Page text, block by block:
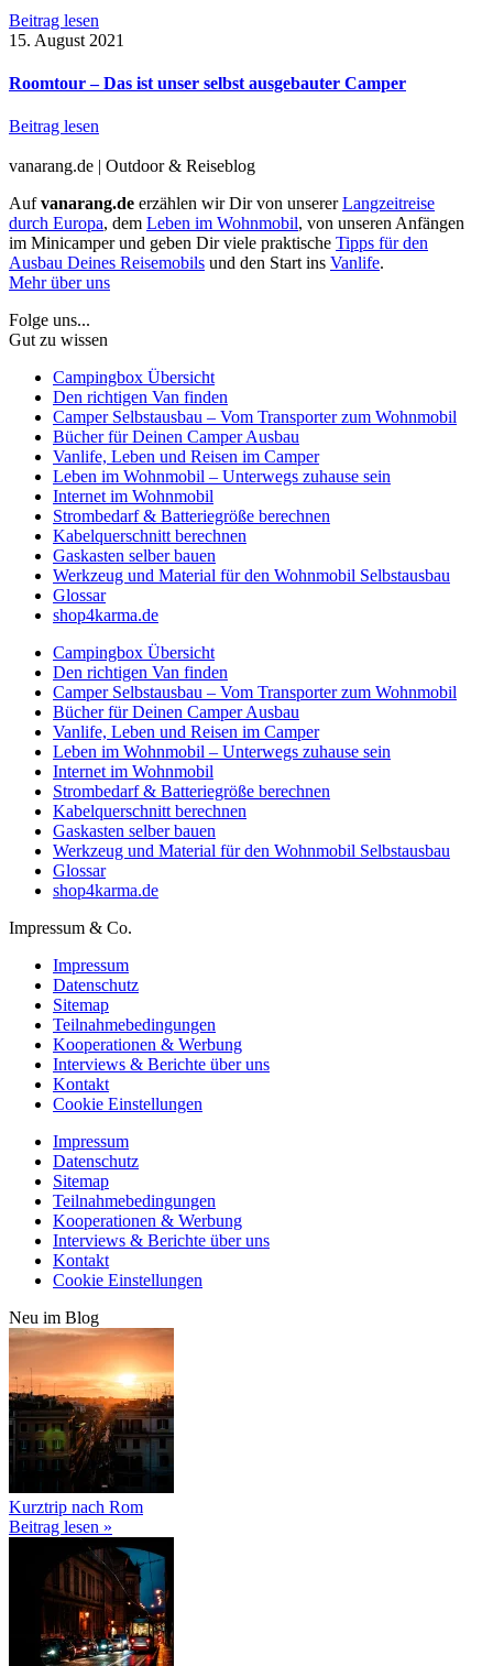
Beitrag lesen
15. August 2021
Roomtour – Das ist unser selbst ausgebauter Camper
Beitrag lesen
vanarang.de | Outdoor & Reiseblog
Aufvanarang.de erzählen wir Dir von unsererLangzeitreise
durch Europa, dem Leben im Wohnmobil, von unseren Anfängen
im Minicamper und geben Dir viele praktische Tipps für den
Ausbau Deines Reisemobils und den Start ins Vanlife.
Mehr über uns
Folge uns...
Gut zu wissen
Campingbox Übersicht
Den richtigen Van finden
Camper Selbstausbau – Vom Transporter zum Wohnmobil
Bücher für Deinen Camper Ausbau
Vanlife, Leben und Reisen im Camper
Leben im Wohnmobil – Unterwegs zuhause sein
Internet im Wohnmobil
Strombedarf & Batteriegröße berechnen
Kabelquerschnitt berechnen
Gaskasten selber bauen
Werkzeug und Material für den Wohnmobil Selbstausbau
Glossar
shop4karma.de
Campingbox Übersicht
Den richtigen Van finden
Camper Selbstausbau – Vom Transporter zum Wohnmobil
Bücher für Deinen Camper Ausbau
Vanlife, Leben und Reisen im Camper
Leben im Wohnmobil – Unterwegs zuhause sein
Internet im Wohnmobil
Strombedarf & Batteriegröße berechnen
Kabelquerschnitt berechnen
Gaskasten selber bauen
Werkzeug und Material für den Wohnmobil Selbstausbau
Glossar
shop4karma.de
Impressum & Co.
Impressum
Datenschutz
Sitemap
Teilnahmebedingungen
Kooperationen & Werbung
Interviews & Berichte über uns
Kontakt
Cookie Einstellungen
Impressum
Datenschutz
Sitemap
Teilnahmebedingungen
Kooperationen & Werbung
Interviews & Berichte über uns
Kontakt
Cookie Einstellungen
Neu im Blog
Kurztrip nach Rom
Beitrag lesen »